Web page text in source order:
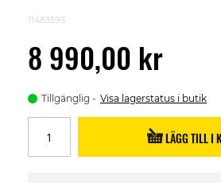
11483595
8 990,00 kr
Tillgänglig Visa lagerstatus i butik
LÄGG TILL I
images